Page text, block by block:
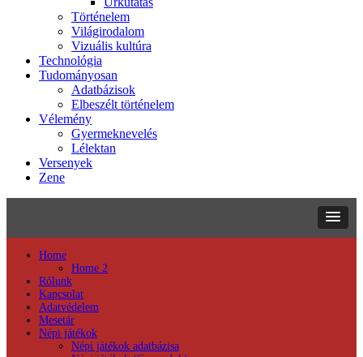
Történelem
Világirodalom
Vizuális kultúra
Technológia
Tudományosan
Adatbázisok
Elbeszélt történelem
Vélemény
Gyermeknevelés
Lélektan
Versenyek
Zene
Home
Home 2
Rólunk
Kapcsolat
Adatvédelem
Mesetár
Népi játékok
Népi játékok adatbázisa